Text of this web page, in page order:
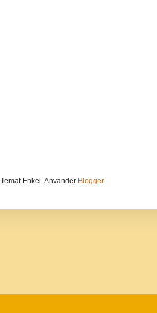
Temat Enkel. Använder Blogger.